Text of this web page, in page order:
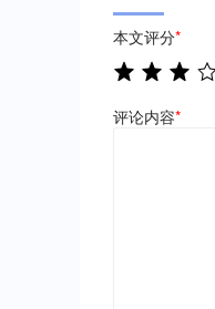
本文评分*
评论内容*